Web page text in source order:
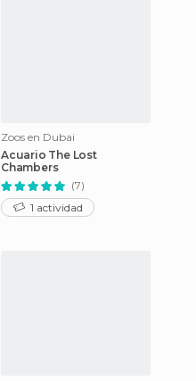
Zoos en Dubai
Acuario The Lost
Chambers
(7)
1 actividad